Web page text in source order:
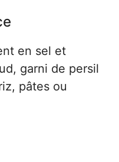
en sel et
garni de persil
pâtes ou